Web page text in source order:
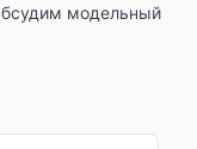
модельный